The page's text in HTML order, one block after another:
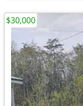
$30,000